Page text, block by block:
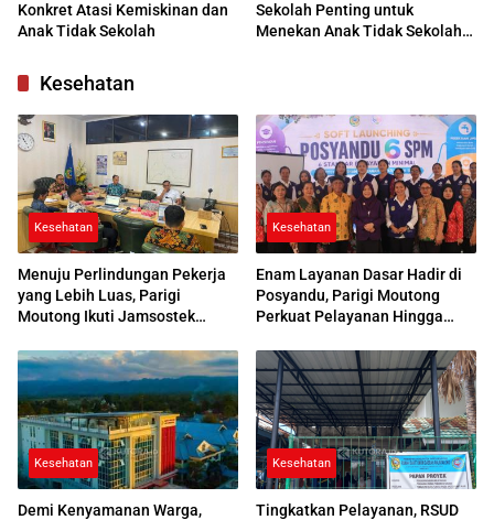
Konkret Atasi Kemiskinan dan
Anak Tidak Sekolah
Sekolah Penting untuk
Menekan Anak Tidak Sekolah
Kesehatan
Kesehatan
Menuju Perlindungan Pekerja
yang Lebih Luas, Parigi
Moutong Ikuti Jamsostek
Kesehatan
Enam Layanan Dasar Hadir di
Posyandu, Parigi Moutong
Perkuat Pelayanan Hingga
Kesehatan
Demi Kenyamanan Warga,
Kesehatan
Tingkatkan Pelayanan, RSUD